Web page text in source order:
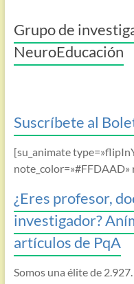
Grupo de
NeuroEducación
Suscríbete al
[su_animate
note_color=»#FFDAAD»
¿Eres profesor,
investigador?
artículos de PqA
Somos una élite de 2.927.